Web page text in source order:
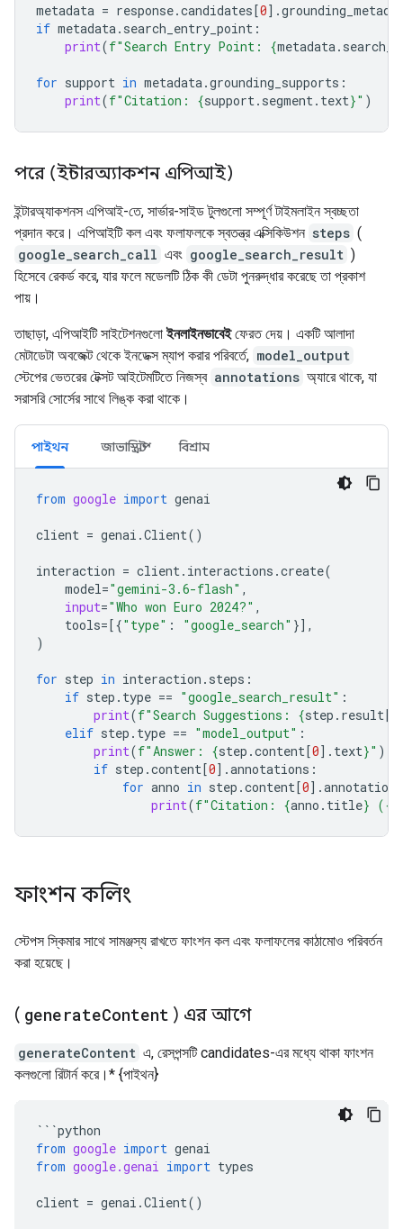
metadata = response.candidates[0] .
if metadata. search_entry_point :
print(f"Search Entry Point: {metadata.
for support in metadata.grounding_supports :
print(f"Citation: {support. segment. text}" )
পরে (ইন্টারঅ্যাকশন এপিআই)
ইন্টারঅ্যাকশনস এপিআই-তে, সার্ভার-সাইড টুলগুলো সম্পূর্ণ টাইমলাইন স্বচ্ছতা
প্রদান করে। এপিআইটি কল এবং ফলাফলকে স্বতন্ত্র এক্সিকিউশন steps (
google_search_call এবং google_search_result )
হিসেবে রেকর্ড করে, যার ফলে মডেলটি ঠিক কী ডেটা পুনরুদ্ধার করেছে তা প্রকাশ
পায়।
তাছাড়া, এপিআইটি সাইটেশনগুলোইনলাইনভাবেইফেরত দেয়। একটি আলাদা
মেটাডেটা অবজেক্ট থেকে ইনডেক্স ম্যাপ করার পরিবর্তে, model_output
স্টেপের ভেতরের টেক্সট আইটেমটিতে নিজস্ব annotations অ্যারে থাকে, যা
সরাসরি সোর্সের সাথে লিঙ্ক করা থাকে।
পাইথন জাভাস্ক্রিপ্ট বিশ্রাম
from google import genai
client = genai .Client()
interaction = client. interactions .create(
model="gemini-3.6-flash" ,
input="Who won Euro 2024?" ,
tools=[{"type" : "google_search" }],
)
for step in interaction . steps :
if step . type == "google_search_result" :
print(f"Search Suggestions: {step . result[
elif step . type == "model_output" :
print(f"Answer: {step .content[0] . text}" )
if step .content[0] .annotations :
for anno in step .content[0] .annotations
print(f"Citation: {anno . title} ({
ফাংশন কলিং
স্টেপস স্কিমার সাথে সামঞ্জস্য রাখতে ফাংশন কল এবং ফলাফলের কাঠামোও পরিবর্তন
করা হয়েছে।
( generateContent ) এর আগে
generateContent এ, রেসপন্সটি candidates-এর মধ্যে থাকা ফাংশন
কলগুলো রিটার্ন করে।* {পাইথন}
```python
from google import genai
from google.genai import types
client = genai .Client()